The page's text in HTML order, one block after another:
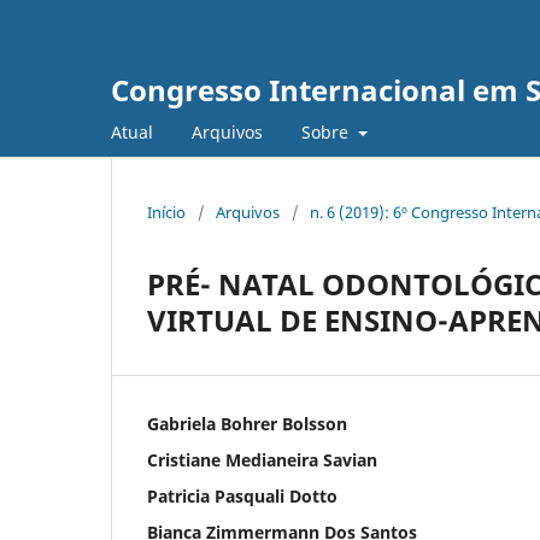
Congresso Internacional em
Atual Arquivos Sobre
Início / Arquivos / n. 6 (2019): 6º Congresso
PRÉ- NATAL
VIRTUAL DE ENSINO-
Gabriela Bohrer Bolsson
Cristiane Medianeira Savian
Patricia Pasquali Dotto
Bianca Zimmermann Dos Santos